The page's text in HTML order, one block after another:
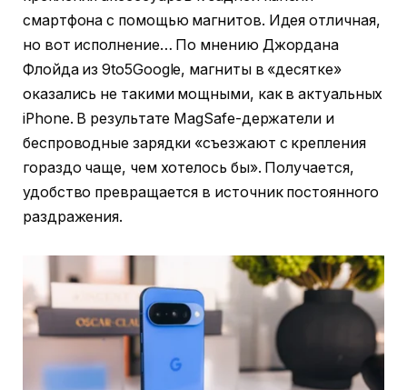
смартфона с помощью магнитов. Идея отличная,
но вот исполнение… По мнению Джордана
Флойда из 9to5Google, магниты в «десятке»
оказались не такими мощными, как в актуальных
iPhone. В результате MagSafe-держатели и
беспроводные зарядки «съезжают с крепления
гораздо чаще, чем хотелось бы». Получается,
удобство превращается в источник постоянного
раздражения.